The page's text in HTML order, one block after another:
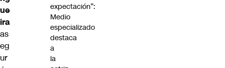
ue
ira
as
eg
ur
expectación”:
Medio
especializado
destaca
a
la